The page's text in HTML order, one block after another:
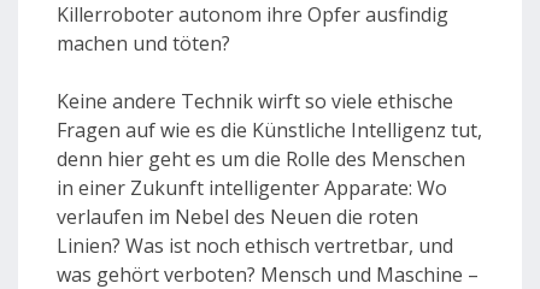
Killerroboter autonom ihre Opfer ausfindig
machen und töten?
Keine andere Technik wirft so viele ethische
Fragen auf wie es die Künstliche Intelligenz tut,
denn hier geht es um die Rolle des Menschen
in einer Zukunft intelligenter Apparate: Wo
verlaufen im Nebel des Neuen die roten
Linien? Was ist noch ethisch vertretbar, und
was gehört verboten? Mensch und Maschine –